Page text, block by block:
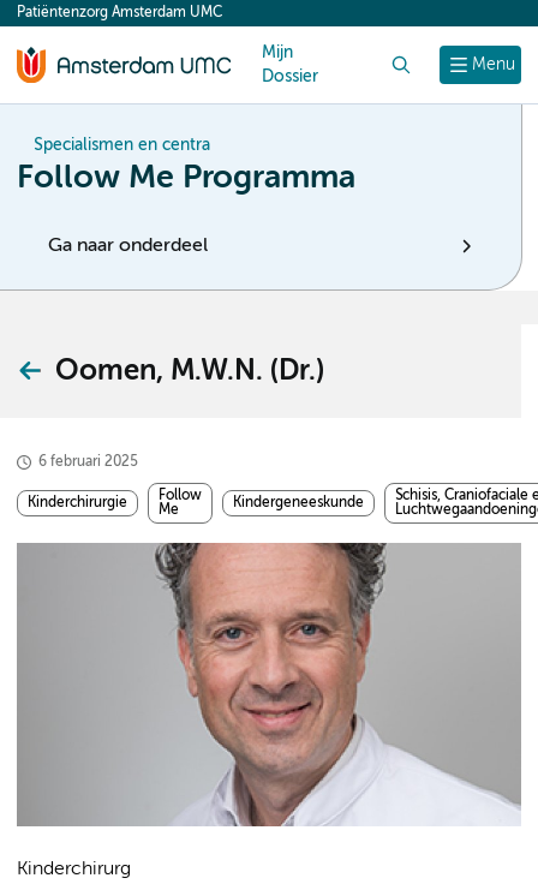
content
Menu
Patiëntenzorg Amsterdam UMC
Mijn
Dossier
Specialismen en centra
Follow Me Programma
Ga naar onderdeel
Oomen, M.W.N. (Dr.)
6 februari 2025
Kinderchirurgie
Follow
Me
Kindergeneeskunde
Schisis, Craniofaciale
Kinderchirurg